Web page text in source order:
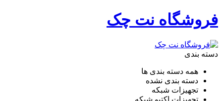
فروشگاه نت چک
دسته بندی
همه دسته بندی ها
دسته بندی نشده
تجهیزات شبکه
تجهیزات اکتیو شبکه